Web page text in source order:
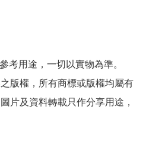
考用途，一切以實物為準。
版權，所有商標或版權均屬有
片及資料轉載只作分享用途，